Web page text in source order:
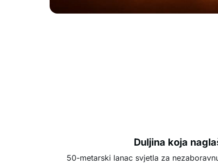
Duljina koja
50-metarski lanac svjetla za